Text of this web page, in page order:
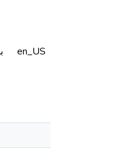
en_US